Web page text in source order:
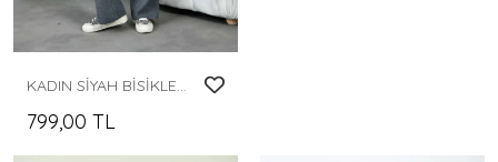
KADIN SİYAH BİSİKLET YAKA CEPLİ TAKIM
799,00 TL